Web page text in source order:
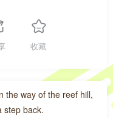
收藏
the way of the reef hill,
step back.